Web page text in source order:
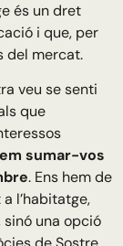
és un dret
i que, per
del mercat.
veu se senti
que
sumar-vos
. Ens hem de
l’habitatge,
sinó una opció